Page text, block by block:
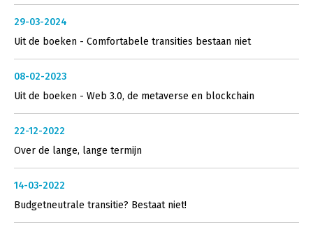
29-03-2024
Uit de boeken - Comfortabele transities bestaan niet
08-02-2023
Uit de boeken - Web 3.0, de metaverse en blockchain
22-12-2022
Over de lange, lange termijn
14-03-2022
Budgetneutrale transitie? Bestaat niet!